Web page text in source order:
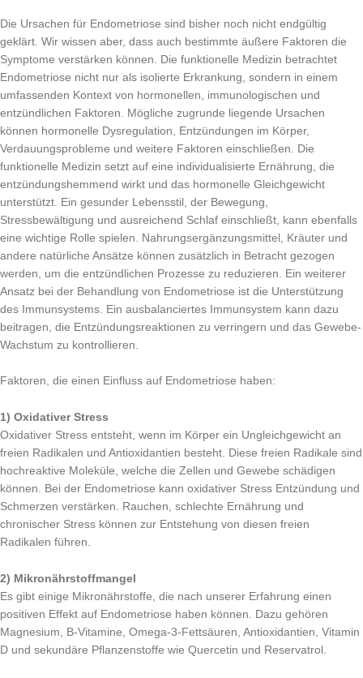
Die Ursachen für Endometriose sind bisher noch nicht endgültig
geklärt. Wir wissen aber, dass auch bestimmte äußere Faktoren die
Symptome verstärken können. Die funktionelle Medizin betrachtet
Endometriose nicht nur als isolierte Erkrankung, sondern in einem
umfassenden Kontext von hormonellen, immunologischen und
entzündlichen Faktoren. Mögliche zugrunde liegende Ursachen
können hormonelle Dysregulation, Entzündungen im Körper,
Verdauungsprobleme und weitere Faktoren einschließen. Die
funktionelle Medizin setzt auf eine individualisierte Ernährung, die
entzündungshemmend wirkt und das hormonelle Gleichgewicht
unterstützt. Ein gesunder Lebensstil, der Bewegung,
Stressbewältigung und ausreichend Schlaf einschließt, kann ebenfalls
eine wichtige Rolle spielen. Nahrungsergänzungsmittel, Kräuter und
andere natürliche Ansätze können zusätzlich in Betracht gezogen
werden, um die entzündlichen Prozesse zu reduzieren. Ein weiterer
Ansatz bei der Behandlung von Endometriose ist die Unterstützung
des Immunsystems. Ein ausbalanciertes Immunsystem kann dazu
beitragen, die Entzündungsreaktionen zu verringern und das Gewebe-
Wachstum zu kontrollieren.
Faktoren, die einen Einfluss auf Endometriose haben:
1) Oxidativer Stress
Oxidativer Stress entsteht, wenn im Körper ein Ungleichgewicht an
freien Radikalen und Antioxidantien besteht. Diese freien Radikale sind
hochreaktive Moleküle, welche die Zellen und Gewebe schädigen
können. Bei der Endometriose kann oxidativer Stress Entzündung und
Schmerzen verstärken. Rauchen, schlechte Ernährung und
chronischer Stress können zur Entstehung von diesen freien
Radikalen führen.
2) Mikronährstoffmangel
Es gibt einige Mikronährstoffe, die nach unserer Erfahrung einen
positiven Effekt auf Endometriose haben können. Dazu gehören
Magnesium, B-Vitamine, Omega-3-Fettsäuren, Antioxidantien, Vitamin
D und sekundäre Pflanzenstoffe wie Quercetin und Reservatrol.